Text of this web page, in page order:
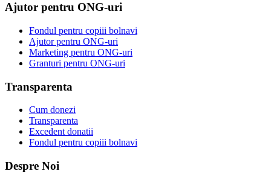
Ajutor pentru ONG-uri
Fondul pentru copiii bolnavi
Ajutor pentru ONG-uri
Marketing pentru ONG-uri
Granturi pentru ONG-uri
Transparenta
Cum donezi
Transparenta
Excedent donatii
Fondul pentru copiii bolnavi
Despre Noi